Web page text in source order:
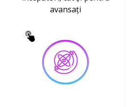
avansați